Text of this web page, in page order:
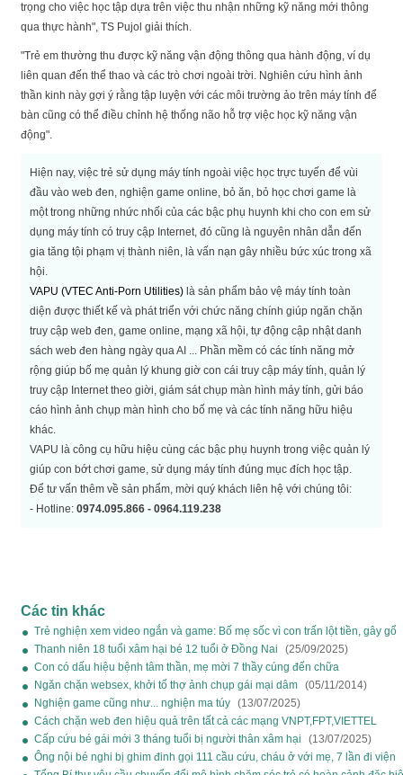
trọng cho việc học tập dựa trên việc thu nhận những kỹ năng mới thông
qua thực hành", TS Pujol giải thích.
"Trẻ em thường thu được kỹ năng vận động thông qua hành động, ví dụ
liên quan đến thể thao và các trò chơi ngoài trời. Nghiên cứu hình ảnh
thần kinh này gợi ý rằng tập luyện với các môi trường ảo trên máy tính để
bàn cũng có thể điều chỉnh hệ thống não hỗ trợ việc học kỹ năng vận
động".
Hiện nay, việc trẻ sử dụng máy tính ngoài việc học trực tuyến để vùi
đầu vào web đen, nghiện game online, bỏ ăn, bỏ học chơi game là
một trong những nhức nhối của các bậc phụ huynh khi cho con em sử
dụng máy tính có truy cập Internet, đó cũng là nguyên nhân dẫn đến
gia tăng tội phạm vị thành niên, là vấn nạn gây nhiều bức xúc trong xã
hội.
VAPU (VTEC Anti-Porn Utilities) là sản phẩm bảo vệ máy tính toàn
diện được thiết kế và phát triển với chức năng chính giúp ngăn chặn
truy cập web đen, game online, mạng xã hội, tự động cập nhật danh
sách web đen hàng ngày qua AI ... Phần mềm có các tính năng mở
rộng giúp bố mẹ quản lý khung giờ con cái truy cập máy tính, quản lý
truy cập Internet theo giời, giám sát chụp màn hình máy tính, gửi báo
cáo hình ảnh chụp màn hình cho bố mẹ và các tính năng hữu hiệu
khác.
VAPU là công cụ hữu hiệu cùng các bậc phụ huynh trong việc quản lý
giúp con bớt chơi game, sử dụng máy tính đúng mục đích học tập.
Để tư vấn thêm về sản phẩm, mời quý khách liên hệ với chúng tôi:
- Hotline: 0974.095.866 - 0964.119.238
Các tin khác
Trẻ nghiện xem video ngắn và game: Bố mẹ sốc vì con trấn lột tiền, gây gổ
(21/12/2025)
Thanh niên 18 tuổi xâm hại bé 12 tuổi ở Đồng Nai
(25/09/2025)
Con có dấu hiệu bệnh tâm thần, mẹ mời 7 thầy cúng đến chữa
(13/07/2025)
Ngăn chặn websex, khởi tố thợ ảnh chụp gái mại dâm (05/11/2014)
Nghiện game cũng như... nghiện ma túy (13/07/2025)
Cách chặn web đen hiệu quả trên tất cả các mạng VNPT,FPT,VIETTEL
(23/10/2014)
Cấp cứu bé gái mới 3 tháng tuổi bị người thân xâm hại
(13/07/2025)
Ông nội bé nghi bị ghim đinh gọi 111 cầu cứu, cháu ở với mẹ, 7 lần đi viện